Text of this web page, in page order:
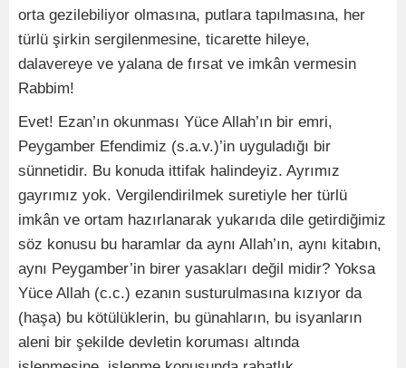
orta gezilebiliyor olmasına, putlara tapılmasına, her
türlü şirkin sergilenmesine, ticarette hileye,
dalavereye ve yalana de fırsat ve imkân vermesin
Rabbim!
Evet! Ezan’ın okunması Yüce Allah’ın bir emri,
Peygamber Efendimiz (s.a.v.)’in uyguladığı bir
sünnetidir. Bu konuda ittifak halindeyiz. Ayrımız
gayrımız yok. Vergilendirilmek suretiyle her türlü
imkân ve ortam hazırlanarak yukarıda dile getirdiğimiz
söz konusu bu haramlar da aynı Allah’ın, aynı kitabın,
aynı Peygamber’in birer yasakları değil midir? Yoksa
Yüce Allah (c.c.) ezanın susturulmasına kızıyor da
(haşa) bu kötülüklerin, bu günahların, bu isyanların
aleni bir şekilde devletin koruması altında